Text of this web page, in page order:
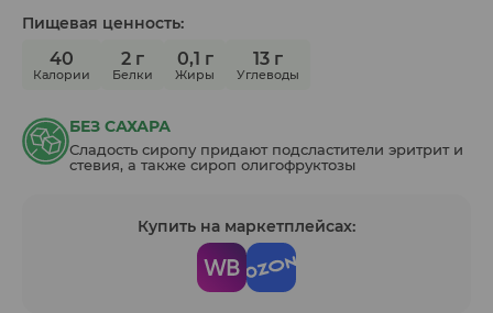
Пищевая ценность:
40
Калории
2 г
Белки
0,1 г
Жиры
13 г
Углеводы
БЕЗ САХАРА
Сладость сиропу придают подсластители эритрит и
стевия, а также сироп олигофруктозы
Купить на маркетплейсах: